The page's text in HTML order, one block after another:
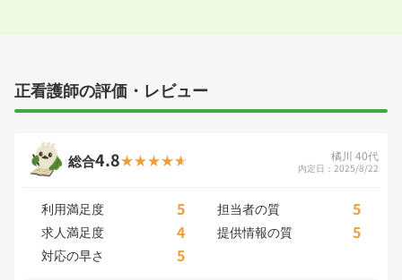
正看護師の評価・レビュー
総合4.8 橘川 40代
内定日：2025/8/22
利用満足度 5 担当者の質 5
求人満足度 4 提供情報の質 5
対応の早さ 5